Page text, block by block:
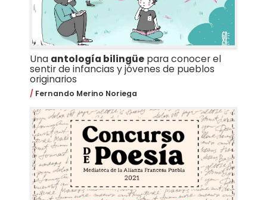
Una antología bilingüepara conocer el
sentir de infancias y jóvenes de pueblos
originarios
Fernando Merino Noriega